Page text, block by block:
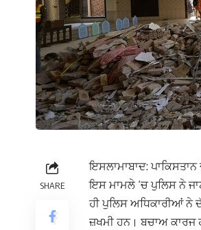
SHARE
ਇਸਲਾਮਾਬਾਦ:
ਇਸ ਮਾਮਲੇ ‘ਚ ਪੁਲਿਸ ਨੇ
ਹੀ ਪੁਲਿਸ ਅਧਿਕਾਰੀਆਂ ਨੇ
ਜ਼ਖਮੀ ਹਨ। ਬਚਾਅ ਕਾਰਜ